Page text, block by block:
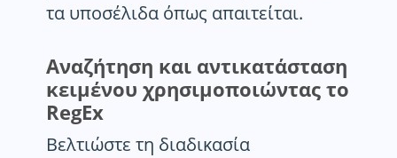
τα υποσέλιδα όπως απαιτείται.
Αναζήτηση και αντικατάσταση
κειμένου χρησιμοποιώντας το
RegEx
Βελτιώστε τη διαδικασία